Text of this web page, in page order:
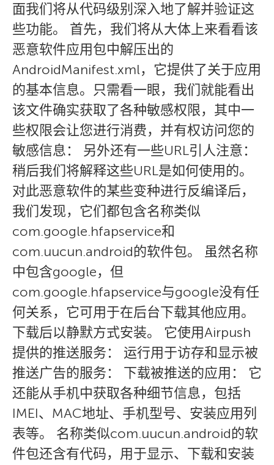
面我们将从代码级别深入地了解并验证这
些功能。 首先，我们将从大体上来看看该
恶意软件应用包中解压出的
AndroidManifest.xml，它提供了关于应用
的基本信息。只需看一眼，我们就能看出
该文件确实获取了各种敏感权限，其中一
些权限会让您进行消费，并有权访问您的
敏感信息： 另外还有一些URL引人注意：
稍后我们将解释这些URL是如何使用的。
对此恶意软件的某些变种进行反编译后，
我们发现，它们都包含名称类似
com.google.hfapservice和
com.uucun.android的软件包。 虽然名称
中包含google，但
com.google.hfapservice与google没有任
何关系，它可用于在后台下载其他应用。
下载后以静默方式安装。 它使用Airpush
提供的推送服务： 运行用于访存和显示被
推送广告的服务： 下载被推送的应用： 它
还能从手机中获取各种细节信息，包括
IMEI、MAC地址、手机型号、安装应用列
表等。 名称类似com.uucun.android的软
件包还含有代码，用于显示、下载和安装